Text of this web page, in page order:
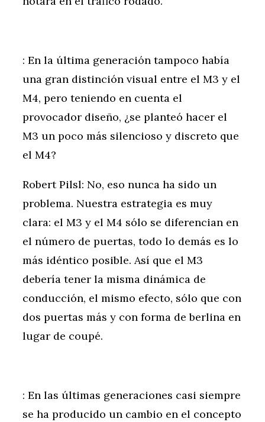
: En la última generación tampoco había
una gran distinción visual entre el M3 y el
M4, pero teniendo en cuenta el
provocador diseño, ¿se planteó hacer el
M3 un poco más silencioso y discreto que
el M4?
Robert Pilsl: No, eso nunca ha sido un
problema. Nuestra estrategia es muy
clara: el M3 y el M4 sólo se diferencian en
el número de puertas, todo lo demás es lo
más idéntico posible. Así que el M3
debería tener la misma dinámica de
conducción, el mismo efecto, sólo que con
dos puertas más y con forma de berlina en
lugar de coupé.
: En las últimas generaciones casi siempre
se ha producido un cambio en el concepto